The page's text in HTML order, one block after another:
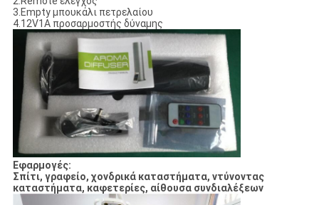
3.Empty μπουκάλι πετρελαίου
4.12V1A προσαρμοστής δύναμης
Εφαρμογές:
Σπίτι, γραφείο, χονδρικά καταστήματα, ντύνοντας
καταστήματα, καφετερίες, αίθουσα συνδιαλέξεων